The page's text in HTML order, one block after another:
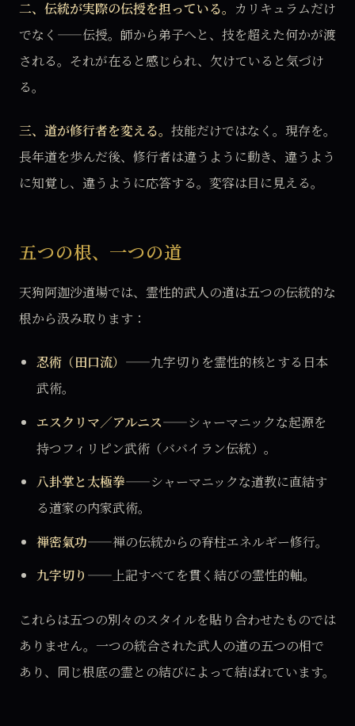
二、伝統が実際の伝授を担っている。 カリキュラムだけ
でなく——伝授。師から弟子へと、技を超えた何かが渡
される。それが在ると感じられ、欠けていると気づけ
る。
三、道が修行者を変える。 技能だけではなく。現存を。
長年道を歩んだ後、修行者は違うように動き、違うよう
に知覚し、違うように応答する。変容は目に見える。
五つの根、一つの道
天狗阿迦沙道場では、霊性的武人の道は五つの伝統的な
根から汲み取ります：
忍術（田口流） ——九字切りを霊性的核とする日本
武術。
エスクリマ／アルニス——シャーマニックな起源を
持つフィリピン武術（ババイラン伝統）。
八卦掌と太極拳——シャーマニックな道教に直結す
る道家の内家武術。
禅密氣功——禅の伝統からの脊柱エネルギー修行。
九字切り ——上記すべてを貫く結びの霊性的軸。
これらは五つの別々のスタイルを貼り合わせたものでは
ありません。一つの統合された武人の道の五つの相で
あり、同じ根底の霊との結びによって結ばれています。